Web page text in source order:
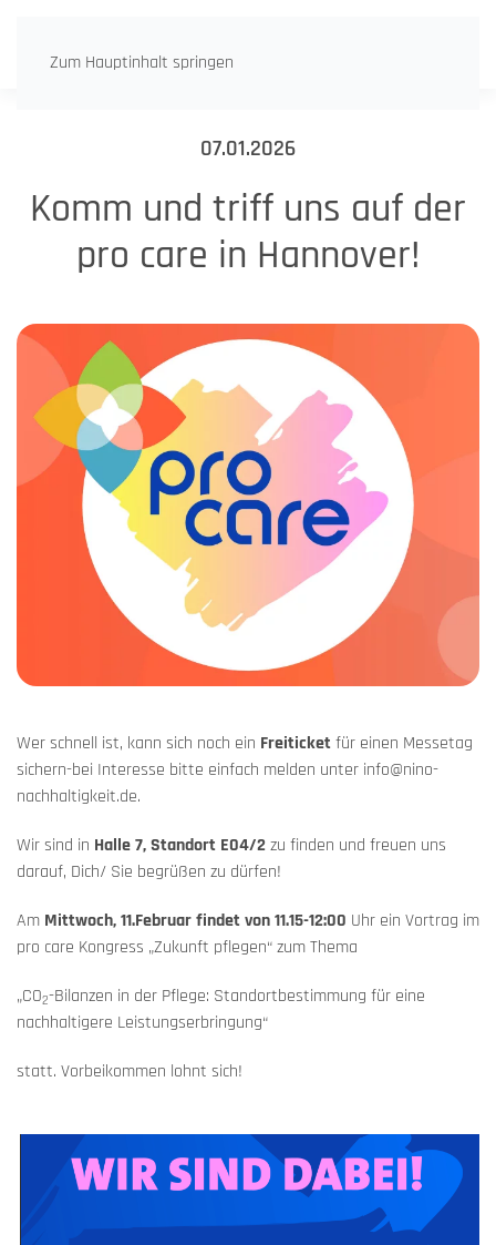
Zum Hauptinhalt springen
07.01.2026
Komm und triff uns auf der
pro care in Hannover!
Wer schnell ist, kann sich noch ein Freiticketfür einen Messetag
sichern-bei Interesse bitte einfach melden unter info@nino-
nachhaltigkeit.de.
Wir sind in Halle 7, Standort E04/2zu finden und freuen uns
darauf, Dich/ Sie begrüßen zu dürfen!
Am Mittwoch, 11.Februar findet von 11.15-12:00 Uhr ein Vortrag im
pro care Kongress „Zukunft pflegen“ zum Thema
„CO2-Bilanzen in der Pflege: Standortbestimmung für eine
nachhaltigere Leistungserbringung“
statt. Vorbeikommen lohnt sich!